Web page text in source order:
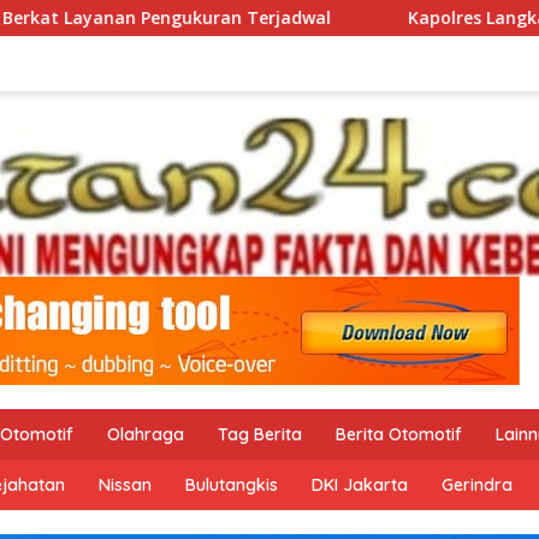
Terjadwal Kapolres Langkat Ajak Warga Perkuat
Otomotif Olahraga Tag Berita Berita Otomotif
Nissan Bulutangkis DKI Jakarta Gerindra